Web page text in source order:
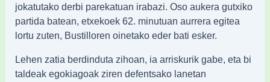
jokatutako derbi parekatuan irabazi. Oso aukera gutxiko
partida batean, etxekoek 62. minutuan aurrera egitea
lortu zuten, Bustilloren oinetako eder bati esker.
Lehen zatia berdinduta zihoan, ia arriskurik gabe, eta bi
taldeak egokiagoak ziren defentsako lanetan